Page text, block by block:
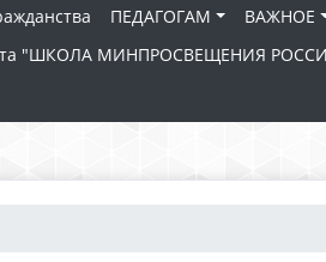
ПЕДАГОГАМ
ВАЖНОЕ
"ШКОЛА МИНПРОСВЕЩЕНИЯ